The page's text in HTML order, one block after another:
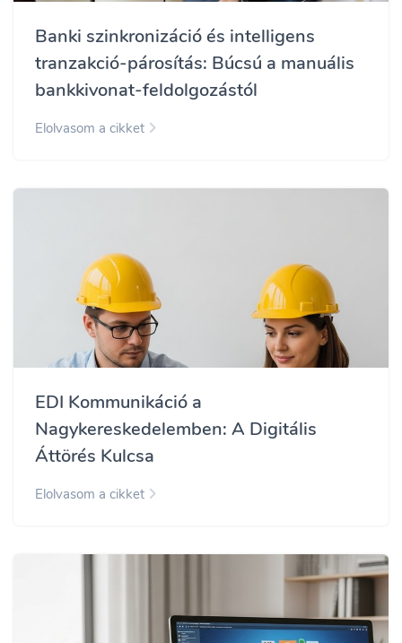
Banki szinkronizáció és intelligens
tranzakció-párosítás: Búcsú a manuális
bankkivonat-feldolgozástól
Elolvasom a cikket
EDI Kommunikáció a
Nagykereskedelemben: A Digitális
Áttörés Kulcsa
Elolvasom a cikket